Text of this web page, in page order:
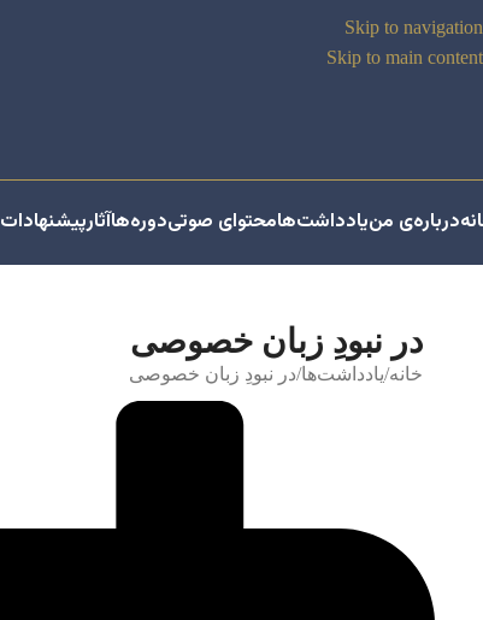
Skip to navigation
Skip to main content
درباره‌ی منیادداشت‌هامحتوای صوتیدوره‌هاآثارپیشنهادات
در نبودِ زبان خصوصی
خانه یادداشت‌ها در نبودِ زبان خصوصی